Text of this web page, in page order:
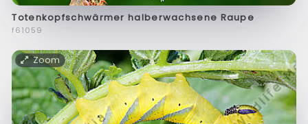
Totenkopfschwärmer halberwachsene Raupe
f61059
Zoom